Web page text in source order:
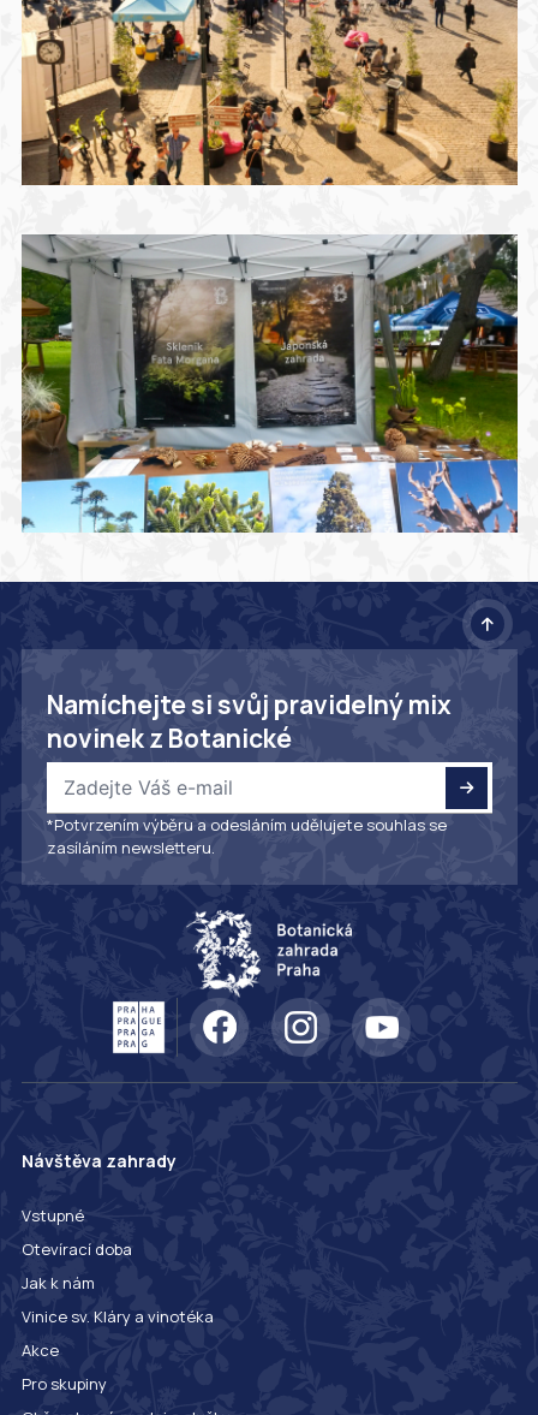
Namíchejte si svůj pravidelný mix
novinek z Botanické
*Potvrzením výběru a odesláním udělujete souhlas se
zasíláním newsletteru.
Návštěva zahrady
Vstupné
Otevírací doba
Jak k nám
Vinice sv. Kláry a vinotéka
Akce
Pro skupiny